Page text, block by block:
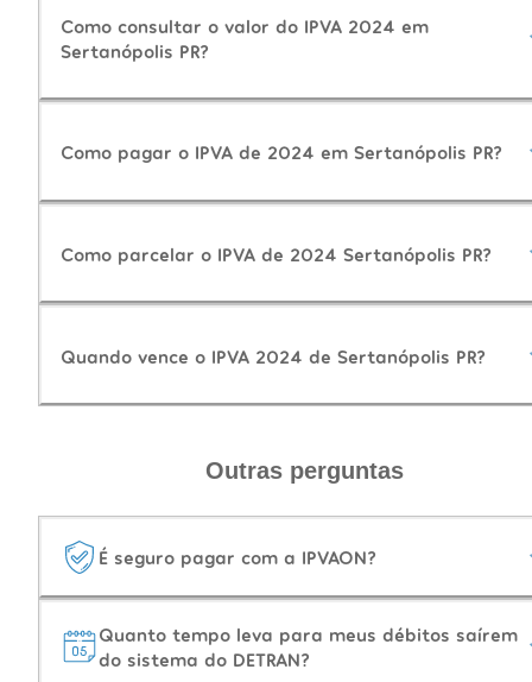
Como consultar o valor do IPVA 2024 em
Sertanópolis PR?
Como pagar o IPVA de 2024 em Sertanópolis PR?
Como parcelar o IPVA de 2024 Sertanópolis PR?
Quando vence o IPVA 2024 de Sertanópolis PR?
Outras perguntas
É seguro pagar com a IPVAON?
Quanto tempo leva para meus débitos saírem
do sistema do DETRAN?